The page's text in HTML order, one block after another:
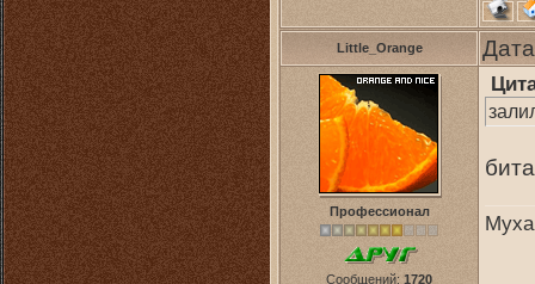
Little_Orange
Профессионал
Сообщений: 1720